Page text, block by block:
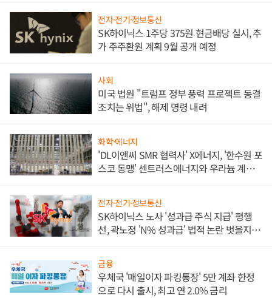
전자·전기·정보통신
SK하이닉스 1주당 375원 현금배당 실시, 추
가 주주환원 계획 9월 공개 예정
사회
미국 법원 "트럼프 정부 풍력 프로젝트 동결
조치는 위법", 해제 명령 내려
화학·에너지
'DL이앤씨 SMR 협력사' X에너지, '한수원 포
스코 동맹' 센트러스에너지와 우라늄 계약
전자·전기·정보통신
SK하이닉스 노사 '성과급 주식 지급' 평행
선, 곽노정 'N% 성과급' 법적 논란 벗을지 주
금융
우체국 '매일이자 파킹통장' 5만 계좌 한정
으로 다시 출시, 최고 연 2.0% 금리